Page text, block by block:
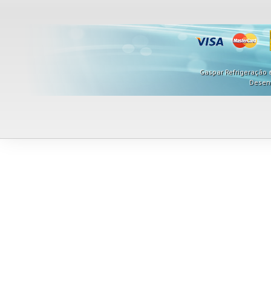
Gaspar Refrigeração